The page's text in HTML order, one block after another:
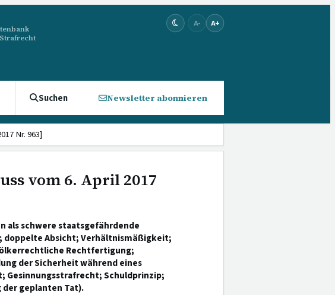
A- A+
Suchen Newsletter abonnieren
Nr. 963]
vom 6. April 2017
als schwere staatsgefährdende
doppelte Absicht; Verhältnismäßigkeit;
Rechtfertigung;
der Sicherheit während eines
Schuldprinzip;
geplanten Tat).